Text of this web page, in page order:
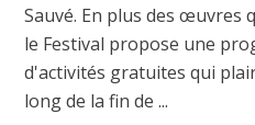
Sauvé. En plus des œuvres
le Festival propose une
d'activités gratuites qui
long de la fin de ...